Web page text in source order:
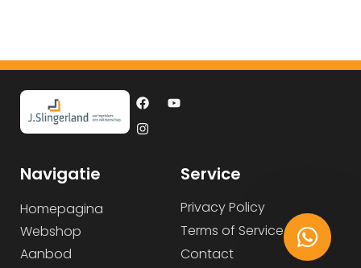
Navigatie
Homepagina
Webshop
Aanbod
Service
Privacy Policy
Terms of Service
Contact